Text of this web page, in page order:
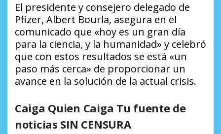
El presidente y consejero delegado de
Pfizer, Albert Bourla, asegura en el
comunicado que «hoy es un gran día
para la ciencia, y la humanidad» y celebró
que con estos resultados se está «un
paso más cerca» de proporcionar un
avance en la solución de la actual crisis.
Caiga Quien Caiga Tu fuente de
noticias SIN CENSURA